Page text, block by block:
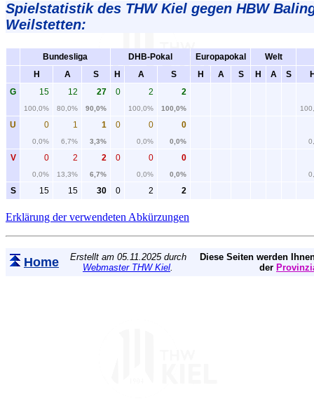
Spielstatistikdes THW Kiel gegen HBW
Weilstetten:
Bundesliga DHB-Pokal Europapokal
Welt
H
A S H A S H A S H A S
G
15
100,0%
12
80,0%
27
90,0%
0 2
100,0%
2
100,0%
U 0
0,0%
1
6,7%
1
3,3%
0 0
0,0%
0
0,0%
V 0
0,0%
2
13,3%
2
6,7%
0 0
0,0%
0
0,0%
S 15 15 30 0 2 2
Erklärung der verwendeten Abkürzungen
Home
Erstellt am 05.11.2025 durch
Webmaster THW Kiel.
Diese Seiten werden
der